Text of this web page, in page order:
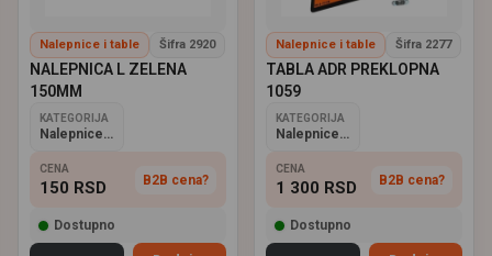
Nalepnice i table Šifra 2920
NALEPNICA L ZELENA
150MM
KATEGORIJA
Nalepnice i table
CENA
150 RSD B2B cena?
Dostupno
Nalepnice i table Šifra 2277
TABLA ADR PREKLOPNA
1059
KATEGORIJA
Nalepnice i table
CENA
1 300 RSD B2B cena?
Dostupno